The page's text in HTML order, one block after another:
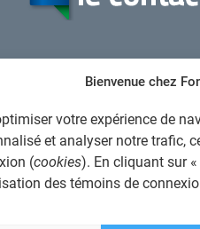
Bienvenue chez
votre expérience de
et analyser notre trafic,
(cookies). En cliquant sur «
des témoins de
AVIS JURIDIQUE GÉNÉRAL
AVIS À L'USAGER
PROTECTION DES
POLITIQUE DE TRAITEMENT